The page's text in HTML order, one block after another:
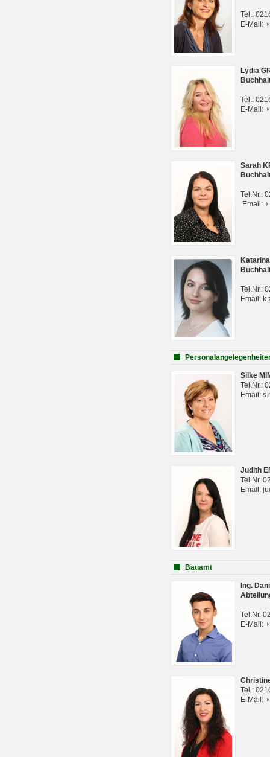
Tel.:
E-Mail:
Lydia
Tel.:
E-Mail:
Sarah
Tel:Nr.:
Email:
Tel.Nr.:
Email:
Silke
Tel.Nr.:
Email:
Judith
Tel.Nr.
Email:
Bauamt
Ing.
Tel.Nr.
E-Mail:
Tel.:
E-Mail: